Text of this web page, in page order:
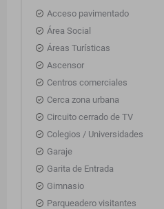
Acceso pavimentado
Área Social
Áreas Turísticas
Ascensor
Centros comerciales
Cerca zona urbana
Circuito cerrado de TV
Colegios / Universidades
Garaje
Garita de Entrada
Gimnasio
Parqueadero visitantes